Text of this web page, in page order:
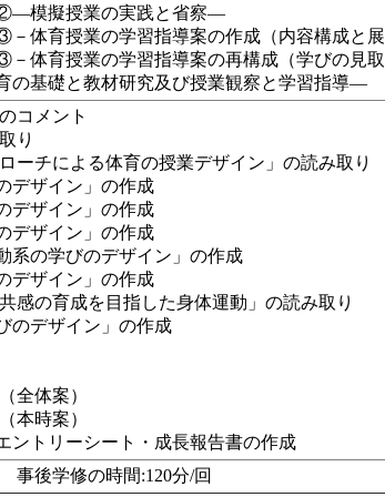
模擬授業の実践と省察―
体育授業の学習指導案の作成（内容構成と展
体育授業の学習指導案の再構成（学びの見取
の基礎と教材研究及び授業観察と学習指導―
コメント
り
ーチによる体育の授業デザイン」の読み取り
デザイン」の作成
デザイン」の作成
デザイン」の作成
系の学びのデザイン」の作成
デザイン」の作成
感の育成を目指した身体運動」の読み取り
のデザイン」の作成
全体案）
本時案）
ントリーシート・成長報告書の作成
後学修の時間:120分/回